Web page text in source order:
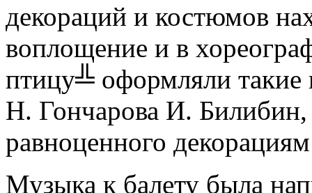
декораций и костюмов
воплощение и в
птицу╩ оформляли
Н. Гончарова И. Билибин,
равноценного
Музыка к балету была